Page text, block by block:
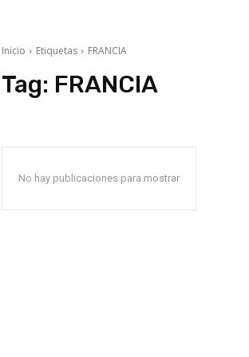
Inicio Etiquetas FRANCIA
Tag: FRANCIA
No hay publicaciones para mostrar